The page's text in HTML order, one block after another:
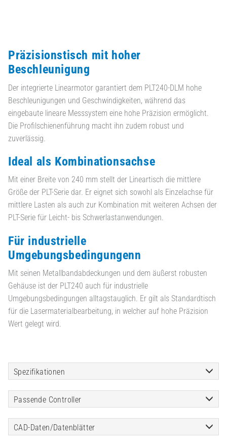
Präzisionstisch mit hoher
Beschleunigung
Der integrierte Linearmotor garantiert dem PLT240-DLM hohe
Beschleunigungen und Geschwindigkeiten, während das
eingebaute lineare Messsystem eine hohe Präzision ermöglicht.
Die Profilschienenführung macht ihn zudem robust und
zuverlässig.
Ideal als Kombinationsachse
Mit einer Breite von 240 mm stellt der Lineartisch die mittlere
Größe der PLT-Serie dar. Er eignet sich sowohl als Einzelachse für
mittlere Lasten als auch zur Kombination mit weiteren Achsen der
PLT-Serie für Leicht- bis Schwerlastanwendungen.
Für industrielle
Umgebungsbedingungenn
Mit seinen Metallbandabdeckungen und dem äußerst robusten
Gehäuse ist der PLT240 auch für industrielle
Umgebungsbedingungen alltagstauglich. Er gilt als Standardtisch
für die Lasermaterialbearbeitung, in welcher auf hohe Präzision
Wert gelegt wird.
Spezifikationen
Passende Controller
CAD-Daten/Datenblätter